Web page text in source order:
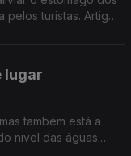
turistas. Artigo
lugar
também está a
nivel das águas.